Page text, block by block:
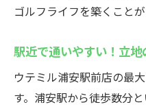
ゴルフライフを築くこと
駅近で通いやすい！立地
ウテミル浦安駅前店の最
す。浦安駅から徒歩数分